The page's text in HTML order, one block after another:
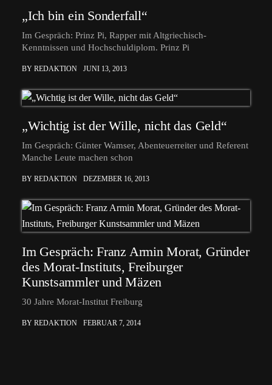
„Ich bin ein Sonderfall“
Im Gespräch: Prinz Pi, Rapper mit Altgriechisch-
Kenntnissen und Hochschuldiplom. Prinz Pi
BY REDAKTION JUNI 13, 2013
„Wichtig ist der Wille, nicht das Geld“
Im Gespräch: Günter Wamser, Abenteuerreiter und Referent
Manche Leute machen schon
BY REDAKTION DEZEMBER 16, 2013
Im Gespräch: Franz Armin Morat, Gründer
des Morat-Instituts, Freiburger
Kunstsammler und Mäzen
30 Jahre Morat-Institut Freiburg
BY REDAKTION FEBRUAR 7, 2014